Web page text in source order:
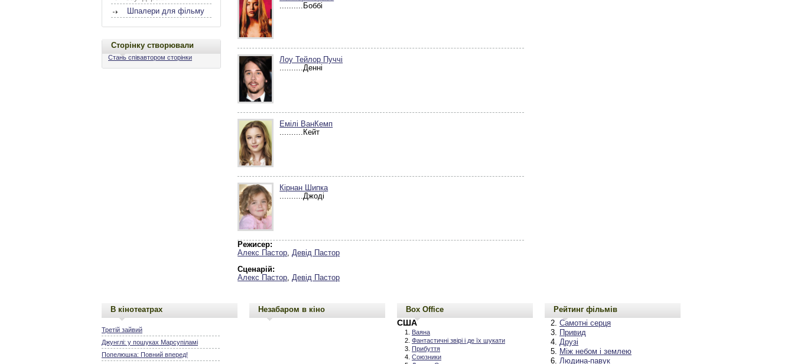
Шпалери для фільму
Сторінку створювали
Стань співавтором сторінки
..........Боббі
Лоу Тейлор Пуччі
..........Денні
Емілі ВанКемп
..........Кейт
Кірнан Шипка
..........Джоді
Режисер:
Алекс Пастор,Девід Пастор
Сценарій:
Алекс Пастор,Девід Пастор
В кінотеатрах
Третій зайвий
Джунглі: у пошуках Марсупіламі
Попелюшка: Повний вперед!
Незабаром в кіно Box Office
США
Ваяна
Фантастичні звірі і де їх шукати
Прибуття
Союзники
Рейтинг фільмів
Самотні серця
Привид
Друзі
Між небом і землею
Людина-павук